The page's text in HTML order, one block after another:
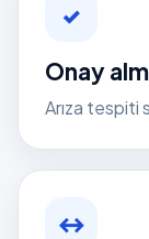
✓
Onay
Arıza tespiti
↔